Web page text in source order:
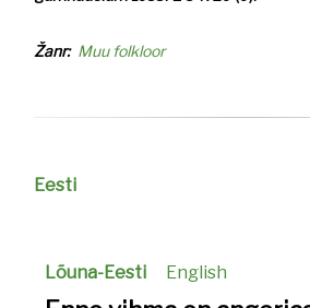
Žanr Muu folkloor
Eesti
Lõuna-Eesti English